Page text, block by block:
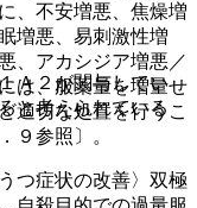
Ａ２が関与してい
と考えられている
、不安増悪、焦燥増
増悪、易刺激性増
、アカシジア増悪／
は、服薬量を増量せ
適切な処置を行うこ
９参照〕。
つ症状の改善〉双極